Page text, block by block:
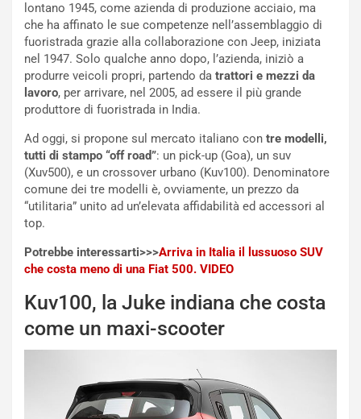
lontano 1945, come azienda di produzione acciaio, ma
che ha affinato le sue competenze nell’assemblaggio di
fuoristrada grazie alla collaborazione con Jeep, iniziata
nel 1947. Solo qualche anno dopo, l’azienda, iniziò a
produrre veicoli propri, partendo da trattori e mezzi da
lavoro, per arrivare, nel 2005, ad essere il più grande
produttore di fuoristrada in India.
Ad oggi, si propone sul mercato italiano con tre modelli,
tutti di stampo “off road”: un pick-up (Goa), un suv
(Xuv500), e un crossover urbano (Kuv100). Denominatore
comune dei tre modelli è, ovviamente, un prezzo da
“utilitaria” unito ad un’elevata affidabilità ed accessori al
top.
Potrebbe interessarti>>>Arriva in Italia il lussuoso SUV
che costa meno di una Fiat 500. VIDEO
Kuv100, la Juke indiana che costa
come un maxi-scooter